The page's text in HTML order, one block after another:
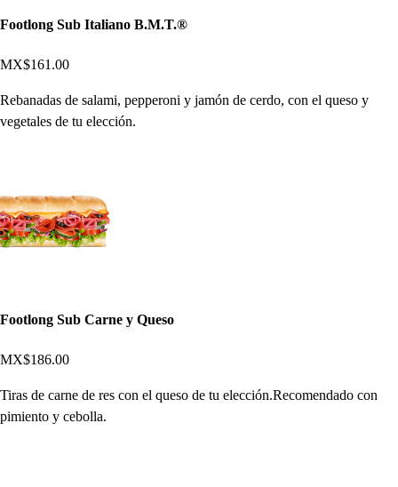
Footlong Sub Italiano B.M.T.®
MX$161.00
Rebanadas de salami, pepperoni y jamón de cerdo, con el queso y
vegetales de tu elección.
Footlong Sub Carne y Queso
MX$186.00
Tiras de carne de res con el queso de tu elección.Recomendado con
pimiento y cebolla.